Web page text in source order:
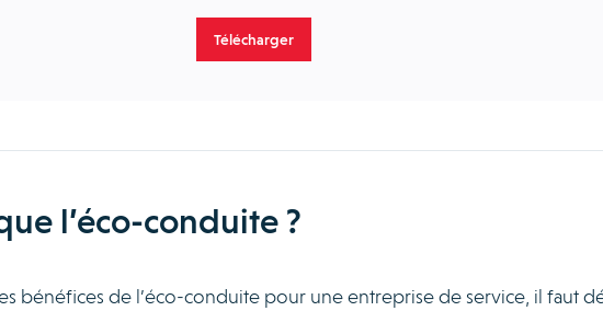
Télécharger
l’éco-conduite ?
bénéfices de l’éco-conduite pour une entreprise de service, il faut